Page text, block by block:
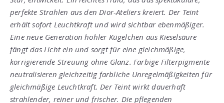
perfekte Strahlen aus den Dior-Ateliers kreiert. Der Teint
erhält sofort Leuchtkraft und wird sichtbar ebenmäßiger.
Eine neue Generation hohler Kügelchen aus Kieselsäure
fängt das Licht ein und sorgt für eine gleichmäßige,
korrigierende Streuung ohne Glanz. Farbige Filterpigmente
neutralisieren gleichzeitig farbliche Unregelmäßigkeiten für
gleichmäßige Leuchtkraft. Der Teint wirkt dauerhaft
strahlender, reiner und frischer. Die pflegenden